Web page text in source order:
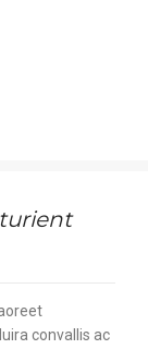
convallis ac